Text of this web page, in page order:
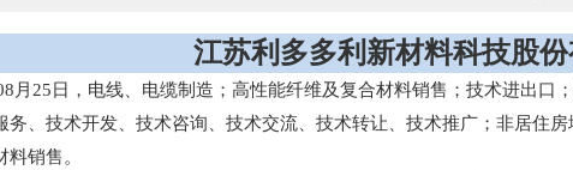
江苏利多多利新材料科技股份
25日，电线、电缆制造；高性能纤维及复合材料销售；技术进出
、技术开发、技术咨询、技术交流、技术转让、技术推广；非居住
销售。